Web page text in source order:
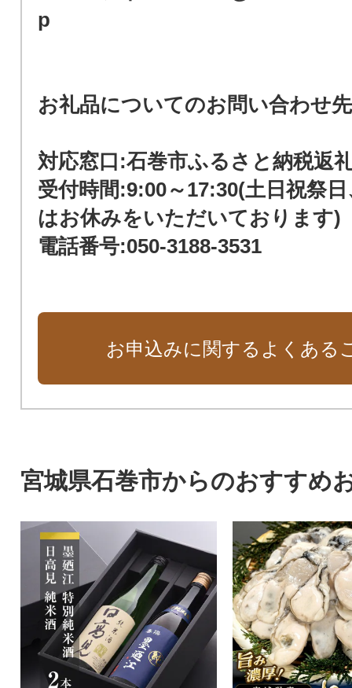
p
お礼品についてのお問い合わせ先
対応窓口:石巻市ふるさと納税返
受付時間:9:00～17:30(土日祝祭
はお休みをいただいております)
電話番号:050-3188-3531
お申込みに関するよくある
宮城県石巻市からのおすすめ